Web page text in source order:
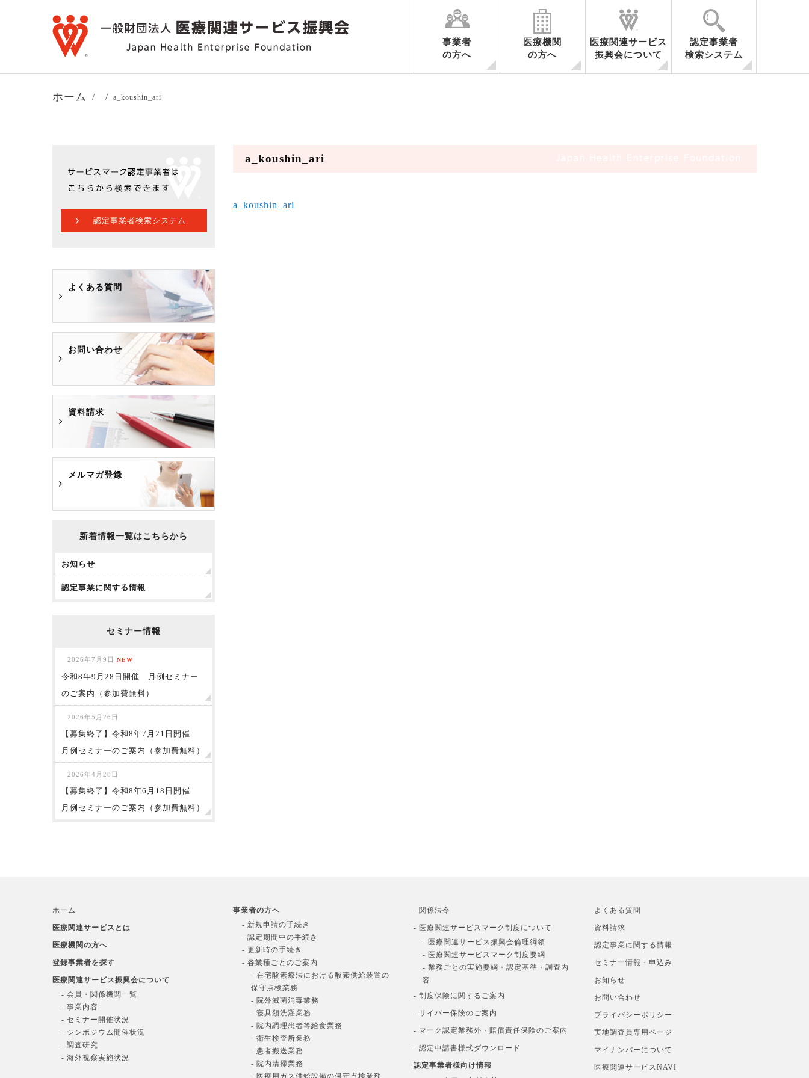
事業者
の方へ
医療機関
の方へ
医療関連サービス
振興会について
認定事業者
検索システム
ホーム a_koushin_ari
a_koushin_ari
a_koushin_ari
認定事業者検索システム
よくある質問
お問い合わせ
資料請求
メルマガ登録
新着情報一覧はこちらから
お知らせ
認定事業に関する情報
セミナー情報
2026年7月9日 NEW
令和8年9月28日開催 月例セミナー
のご案内（参加費無料）
2026年5月26日
【募集終了】令和8年7月21日開催
月例セミナーのご案内（参加費無料）
2026年4月28日
【募集終了】令和8年6月18日開催
月例セミナーのご案内（参加費無料）
ホーム
医療関連サービスとは
医療機関の方へ
登録事業者を探す
医療関連サービス振興会について
- 会員・関係機関一覧
- 事業内容
- セミナー開催状況
- シンポジウム開催状況
- 調査研究
- 海外視察実施状況
事業者の方へ
- 新規申請の手続き
- 認定期間中の手続き
- 更新時の手続き
- 各業種ごとのご案内
- 在宅酸素療法における酸素供給装置の
保守点検業務
- 院外滅菌消毒業務
- 寝具類洗濯業務
- 院内調理患者等給食業務
- 衛生検査所業務
- 患者搬送業務
- 院内清掃業務
- 医療用ガス供給設備の保守点検業務
- 関係法令
- 医療関連サービスマーク制度について
- 医療関連サービス振興会倫理綱領
- 医療関連サービスマーク制度要綱
- 業務ごとの実施要綱・認定基準・調査内
容
- 制度保険に関するご案内
- サイバー保険のご案内
- マーク認定業務外・賠償責任保険のご案内
- 認定申請書様式ダウンロード
認定事業者様向け情報
よくある質問
資料請求
認定事業に関する情報
セミナー情報・申込み
お知らせ
お問い合わせ
プライバシーポリシー
実地調査員専用ページ
マイナンバーについて
医療関連サービスNAVI